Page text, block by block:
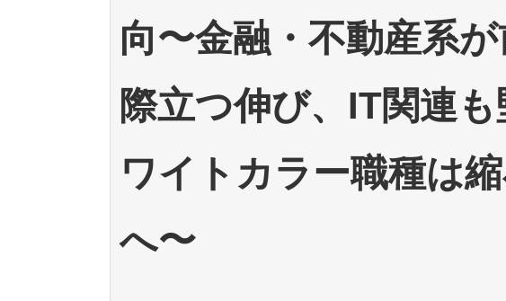
向〜金融・不動産系
際立つ伸び、IT関連
ワイトカラー職種は
へ〜